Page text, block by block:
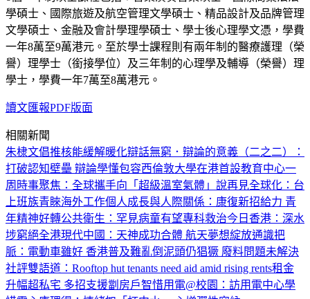
學碩士、國際旅遊及航空管理文學碩士、精品設計及品牌管理
文學碩士、金融及會計學理學碩士、學士後心理學文憑，學費
一年8萬至9萬港元。至於學士課程則有兩年制的醫療護理（榮
譽）理學士（銜接學位）及三年制的心理學及輔導（榮譽）理
學士，學費一年7萬至8萬港元。
讀文匯報PDF版面
相關新聞
朱棣文倡推核能緩解暖化辯話無窮．辯論的意義（二之二）：
打破認知壁壘 辯論學懂包容西倫敦大學在港首設教育中心一
周時事聚焦：全球攜手向「超級溫室氣體」說再見全球化：台
上班族青睞海外工作個人成長與人際關係：康復新招給力 青
年精神好轉公共衛生：罕見病童有望專科救治今日香港：深水
埗窮絕全港現代中國：天神成功合體 航天夢想綻放通識把
脈：電動車雖好 香港普及難亂倒泥頭仍猖獗 廢料問題未解決
社評雙語道：Rooftop hut tenants need aid amid rising rents租金
升幅超私宅 多招支援劏房戶智惜用電@校園：訪用電中心學